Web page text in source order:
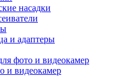
насадки
и адаптеры
фото и видеокамер
и видеокамер